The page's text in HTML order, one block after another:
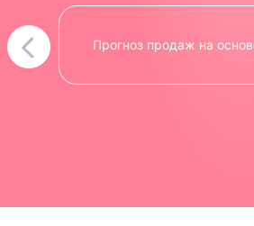
Прогноз продаж на